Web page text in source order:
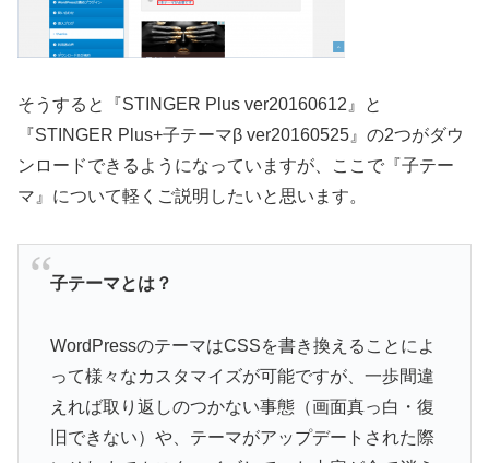
そうすると『STINGER Plus ver20160612』と
『STINGER Plus+子テーマβ ver20160525』の2つがダウ
ンロードできるようになっていますが、ここで『子テー
マ』について軽くご説明したいと思います。
子テーマとは？
WordPressのテーマはCSSを書き換えることによ
って様々なカスタマイズが可能ですが、一歩間違
えれば取り返しのつかない事態（画面真っ白・復
旧できない）や、テーマがアップデートされた際